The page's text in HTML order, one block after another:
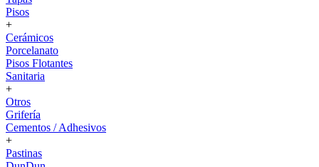
Pisos
+
Cerámicos
Porcelanato
Pisos Flotantes
Sanitaria
+
Otros
Grifería
Cementos / Adhesivos
+
Pastinas